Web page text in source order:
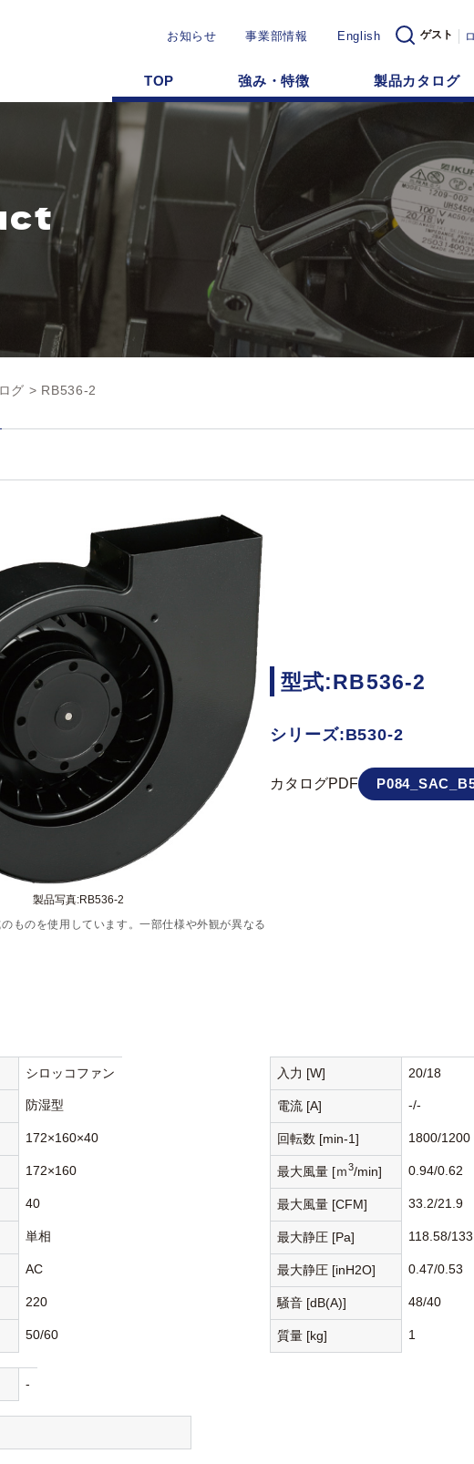
お知らせ 事業部情報 English ゲスト
TOP 強み・特徴 製品カタログ
グ > RB536-2
製品写真:RB536-2
ものを使用しています。一部仕様や外観が異なる
型式:RB536-2
シリーズ:B530-2
カタログPDF
シロッコファン
防湿型
172×160×40
172×160
40
単相
AC
220
50/60
入力 [W] 20/18
電流 [A] -/-
回転数 [min-1] 1800/1200
最大風量 [ｍ3/min] 0.94/0.62
最大風量 [CFM] 33.2/21.9
最大静圧 [Pa] 118.58/
最大静圧 [inH2O] 0.47/0.53
騒音 [dB(A)] 48/40
質量 [kg] 1
-